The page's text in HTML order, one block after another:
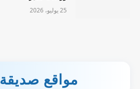
25 يوليو، 2026
مواقع صديقة